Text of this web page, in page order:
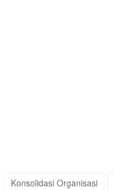
Konsolidasi Organisasi